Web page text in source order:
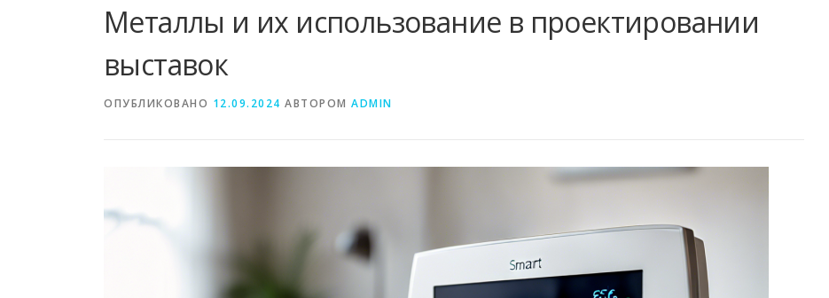
Металлы и их использование в проектировании
выставок
ОПУБЛИКОВАНО 12.09.2024 АВТОРОМ ADMIN